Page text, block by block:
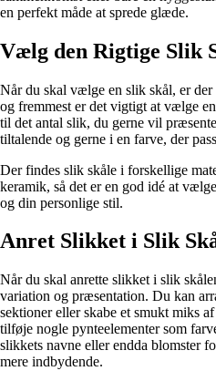
en perfekt måde at sprede glæde.
Vælg den Rigtige Slik
Når du skal vælge en slik skål, er
og fremmest er det vigtigt at vælge
til det antal slik, du gerne vil
tiltalende og gerne i en farve, der
Der findes slik skåle i forskellige
keramik, så det er en god idé at
og din personlige stil.
Anret Slikket i Slik
Når du skal anrette slikket i slik
variation og præsentation. Du kan
sektioner eller skabe et smukt miks
tilføje nogle pynteelementer som
slikkets navne eller endda blomster
mere indbydende.